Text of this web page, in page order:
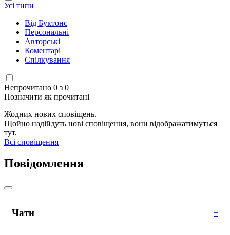
Усі типи
Від Буктонс
Персональні
Авторські
Коментарі
Спілкування
Непрочитано 0 з 0
Позначити як прочитані
Жодних нових сповіщень.
Щойно надійдуть нові сповіщення, вони відображатимуться
тут.
Всі сповіщення
Повідомлення
Чати +